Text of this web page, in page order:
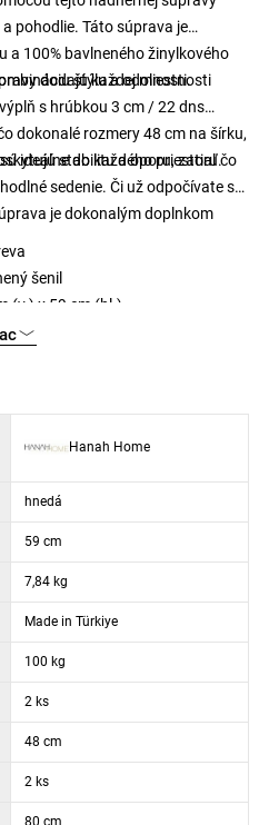
pohodlie. Táto súprava je
a 100% bavlneného žinylkového
štýlu a odolnosti.
dodajú každej miestnosti
s hrúbkou 3 cm / 22 dns
dokonalé rozmery 48 cm na šírku,
ideálne do každého priestoru.
stabilitu a oporu, zatiaľ čo
sedenie. Či už odpočívate s
je dokonalým doplnkom
šenil
(v.) x 59 cm (hl.)
Hanah Home
hnedá
59 cm
7,84 kg
Made in Türkiye
100 kg
2 ks
48 cm
2 ks
80 cm